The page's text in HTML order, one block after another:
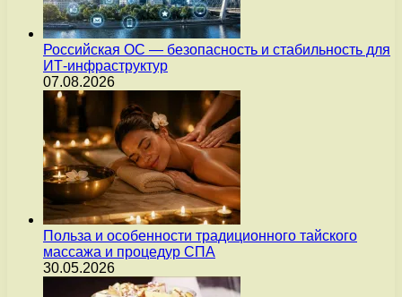
Российская ОС — безопасность и стабильность для
ИТ-инфраструктур
07.08.2026
Польза и особенности традиционного тайского
массажа и процедур СПА
30.05.2026